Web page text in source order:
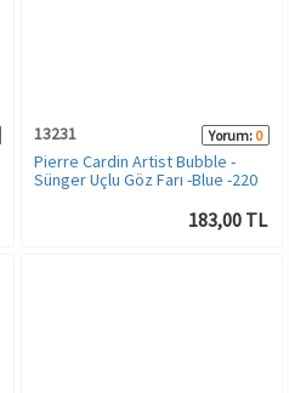
13231 Yorum: 0
Pierre Cardin Artist Bubble -
Sünger Uçlu Göz Farı -Blue -220
183,00 TL